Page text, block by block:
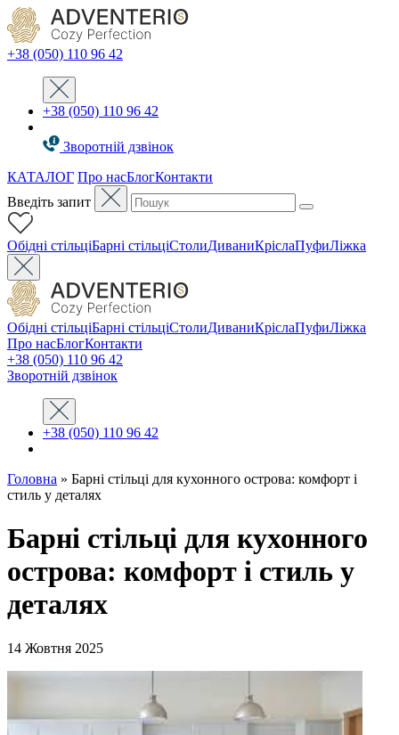
+38 (050) 110 96 42
+38 (050) 110 96 42
Зворотній дзвінок
КАТАЛОГ Про насБлогКонтакти
Введіть запит
Oбідні стільціБарні стільціСтолиДиваниКріслаПуфиЛіжка
Oбідні стільціБарні стільціСтолиДиваниКріслаПуфиЛіжка
Про насБлогКонтакти
+38 (050) 110 96 42
Зворотній дзвінок
+38 (050) 110 96 42
Головна » Барні стільці для кухонного острова: комфорт і
стиль у деталях
Барні стільці для кухонного
острова: комфорт і стиль у
деталях
14 Жовтня 2025